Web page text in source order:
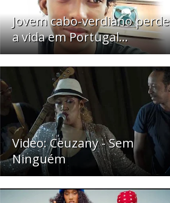
Jovem cabo-verdiano perde
a vida em Portugal...
Video: Ceuzany - Sem
Ninguém